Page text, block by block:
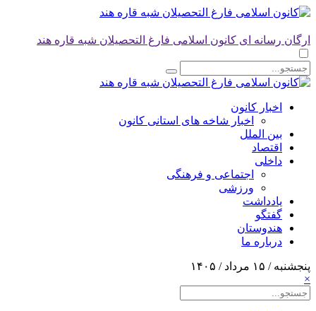
ارگان رسانه ای کانون اسلامی فارغ التحصیلان شبه قاره هند
اخبار کانون
اخبار شاخه های استانی کانون
بین الملل
اقتصاد
داخلی
اجتماعی و فرهنگی
ورزشی
یادداشت
گفتگو
هندوستان
درباره ما
پنجشنبه / ۱۵ مرداد / ۱۴۰۵
×